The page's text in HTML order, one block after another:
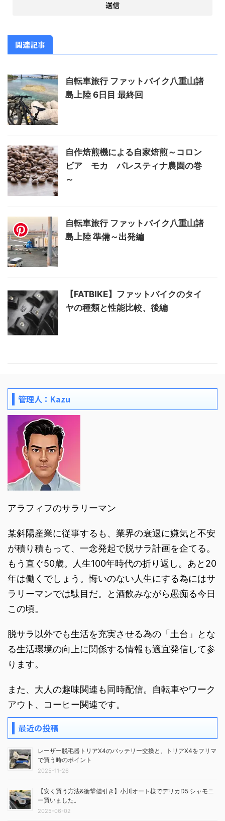
関連記事
自転車旅行 ファットバイク八重山諸
島上陸 6日目 最終回
自作焙煎機による自家焙煎～コロン
ビア モカ パレスティナ農園の巻
～
自転車旅行 ファットバイク八重山諸
島上陸 準備～出発編
【FATBIKE】ファットバイクのタイ
ヤの種類と性能比較、後編
管理人：Kazu
アラフィフのサラリーマン
某斜陽産業に従事するも、業界の衰退に嫌気と不安
が積り積もって、一念発起で脱サラ計画を企てる。
もう直ぐ50歳。人生100年時代の折り返し。あと20
年は働くでしょう。悔いのない人生にする為にはサ
ラリーマンでは駄目だ。と酒飲みながら愚痴る今日
この頃。
脱サラ以外でも生活を充実させる為の「土台」とな
る生活環境の向上に関係する情報も適宜発信して参
ります。
また、大人の趣味関連も同時配信。自転車やワーク
アウト、コーヒー関連です。
最近の投稿
レーザー脱毛器トリアX4のバッテリー交換と、トリアX4をフリマ
で買う時のポイント
2025-11-26
【安く買う方法&衝撃値引き】小川オート様でデリカD5 シャモニ
ー買いました。
2025-06-02